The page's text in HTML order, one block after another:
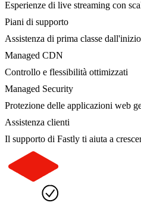
Esperienze di live streaming con
Piani di supporto
Assistenza di prima classe
Managed CDN
Controllo e flessibilità ottimizzati
Managed Security
Protezione delle applicazioni web
Assistenza clienti
Il supporto di Fastly ti aiuta a